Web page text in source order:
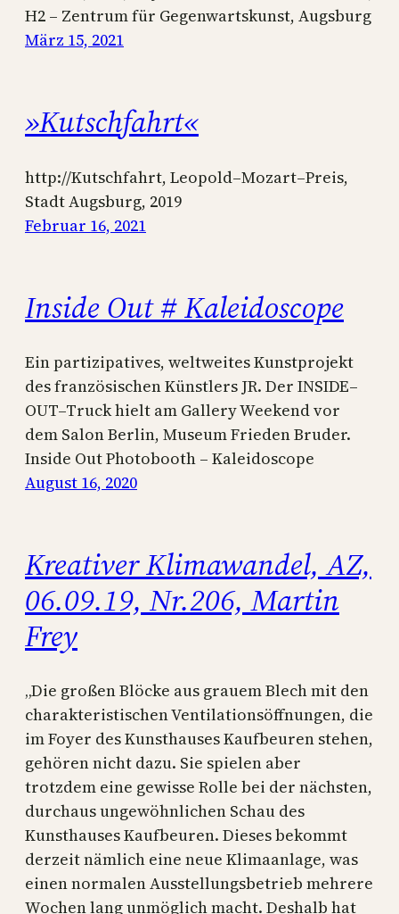
H2 – Zentrum für Gegenwartskunst, Augsburg
März 15, 2021
»Kutschfahrt«
http://Kutschfahrt, Leopold–Mozart–Preis,
Stadt Augsburg, 2019
Februar 16, 2021
Inside Out # Kaleidoscope
Ein partizipatives, weltweites Kunstprojekt
des französischen Künstlers JR. Der INSIDE–
OUT–Truck hielt am Gallery Weekend vor
dem Salon Berlin, Museum Frieden Bruder.
Inside Out Photobooth – Kaleidoscope
August 16, 2020
Kreativer Klimawandel, AZ,
06.09.19, Nr.206, Martin
Frey
„Die großen Blöcke aus grauem Blech mit den
charakteristischen Ventilationsöffnungen, die
im Foyer des Kunsthauses Kaufbeuren stehen,
gehören nicht dazu. Sie spielen aber
trotzdem eine gewisse Rolle bei der nächsten,
durchaus ungewöhnlichen Schau des
Kunsthauses Kaufbeuren. Dieses bekommt
derzeit nämlich eine neue Klimaanlage, was
einen normalen Ausstellungsbetrieb mehrere
Wochen lang unmöglich macht. Deshalb hat